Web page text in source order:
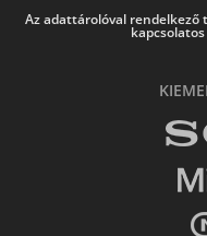
Az adattárolóval